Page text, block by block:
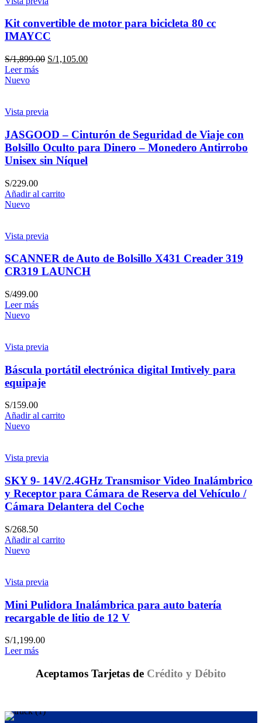
Kit convertible de motor para bicicleta 80 cc
IMAYCC
S/1,899.00 S/1,105.00
Leer más
Nuevo
Vista previa
JASGOOD – Cinturón de Seguridad de Viaje con
Bolsillo Oculto para Dinero – Monedero Antirrobo
Unisex sin Níquel
S/229.00
Añadir al carrito
Nuevo
Vista previa
SCANNER de Auto de Bolsillo X431 Creader 319
CR319 LAUNCH
S/499.00
Leer más
Nuevo
Vista previa
Báscula portátil electrónica digital Imtively para
equipaje
S/159.00
Añadir al carrito
Nuevo
Vista previa
SKY 9- 14V/2.4GHz Transmisor Video Inalámbrico
y Receptor para Cámara de Reserva del Vehículo /
Cámara Delantera del Coche
S/268.50
Añadir al carrito
Nuevo
Vista previa
Mini Pulidora Inalámbrica para auto batería
recargable de litio de 12 V
S/1,199.00
Leer más
Aceptamos Tarjetas de Crédito y Débito